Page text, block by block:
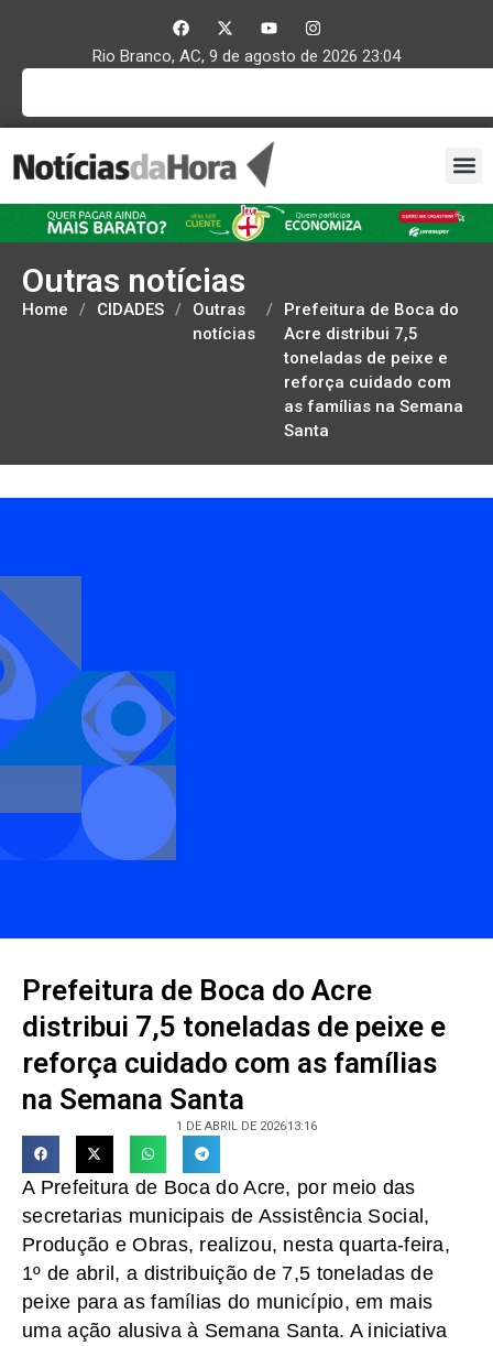
Rio Branco, AC, 9 de agosto de 2026 23:04
Outras notícias
Home / CIDADES /
Outras
notícias
/
Prefeitura de Boca do
Acre distribui 7,5
toneladas de peixe e
reforça cuidado com
as famílias na Semana
Santa
Prefeitura de Boca do Acre
distribui 7,5 toneladas de peixe e
reforça cuidado com as famílias
na Semana Santa
1 DE ABRIL DE 202613:16
A Prefeitura de Boca do Acre, por meio das
secretarias municipais de Assistência Social,
Produção e Obras, realizou, nesta quarta-feira,
1º de abril, a distribuição de 7,5 toneladas de
peixe para as famílias do município, em mais
uma ação alusiva à Semana Santa. A iniciativa